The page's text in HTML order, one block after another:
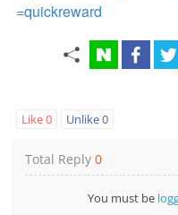
=quickreward
Like0 Unlike0
Total Reply0
You must be